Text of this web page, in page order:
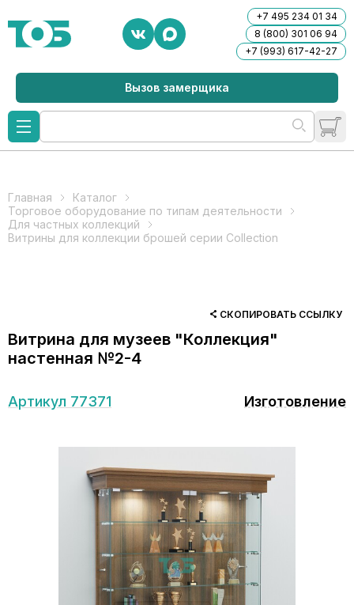
+7 495 234 01 34
8 (800) 301 06 94
+7 (993) 617-42-27
Вызов замерщика
Главная
Каталог
Торговое оборудование по типам деятельности
Для частных коллекций
Витрины для коллекции брошей серии Collection
СКОПИРОВАТЬ ССЫЛКУ
Витрина для музеев "Коллекция"
настенная №2-4
Артикул 77371 Изготовление